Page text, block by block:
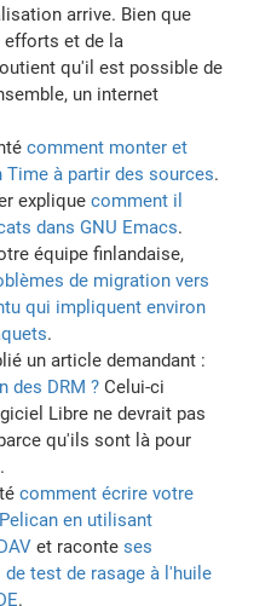
arrive. Bien que
efforts et de la
qu'il est possible de
un internet
comment monter et
Time à partir des sources.
expliquecomment il
dans GNU Emacs.
équipe finlandaise,
de migration vers
qui impliquent environ
.
un article demandant :
des DRM ? Celui-ci
Libre ne devrait pas
qu'ils sont là pour
comment écrire votre
en utilisant
et raconteses
test de rasage à l'huile
.